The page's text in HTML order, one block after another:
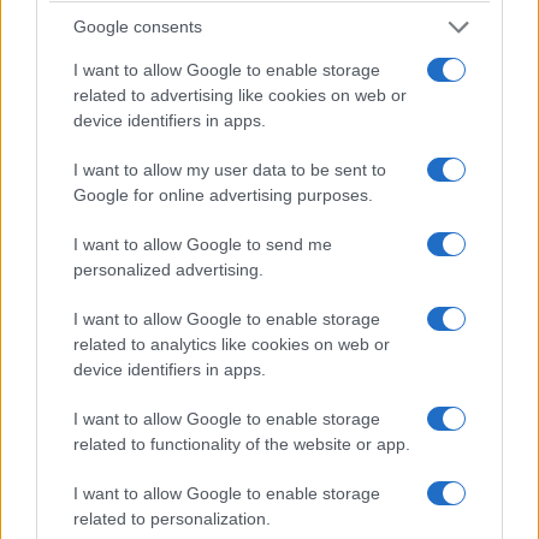
Google consents
I want to allow Google to enable storage
related to advertising like cookies on web or
device identifiers in apps.
I want to allow my user data to be sent to
Google for online advertising purposes.
I want to allow Google to send me
personalized advertising.
I want to allow Google to enable storage
related to analytics like cookies on web or
device identifiers in apps.
I want to allow Google to enable storage
related to functionality of the website or app.
I want to allow Google to enable storage
related to personalization.
ΜΟΥΣΙΚΈΣ ΕΠΙΛΟΓΈΣ
Οι μουσικές επιλογές
του e-ptolemeos.gr:
AC/DC – Are You
Ready (1991)
Ο Σύλλογος Δρομέων
και Οδοιπόρων
Εορδαίας παρόν στον
6 Αυγούστου 2026, 8:55 μμ
ΕΛΛΆΔΑ